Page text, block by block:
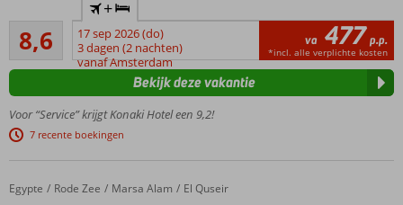
kleinschalig
All
Inclusive
hotel
door een
prachtige
tuin
Gemoedelijke
poolbar voor
8,6Aanrader
815
beoordelingen
+
17 sep 2026 (do)
3 dagen (2 nachten)
vanaf Amsterdam
va 477 p.p.
*incl. alle verplichte kosten
Voor “Service” krijgt Konaki Hotel een 9,2!
7 recente boekingen
Bekijk deze vakantie
Home
Egypte Rode Zee Marsa Alam El Quseir
Flamenco Beach & Resort